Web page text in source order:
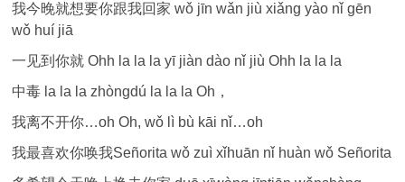
我今晚就想要你跟我回家 wǒ jīn wǎn jiù xiǎng yào nǐ gēn
wǒ huí jiā
一见到你就 Ohh la la la yī jiàn dào nǐ jiù Ohh la la la
中毒 la la la zhòngdú la la la Oh，
我离不开你…oh Oh, wǒ lì bù kāi nǐ…oh
我最喜欢你唤我Señorita wǒ zuì xǐhuān nǐ huàn wǒ Señorita